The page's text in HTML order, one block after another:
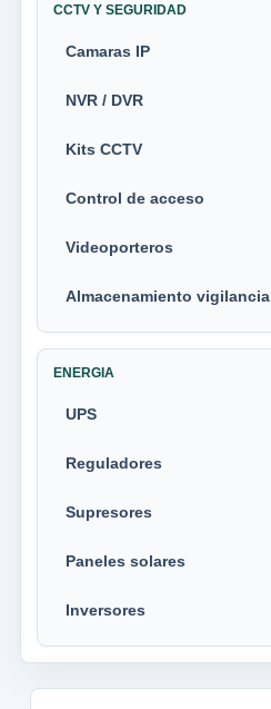
CCTV Y SEGURIDAD
Camaras IP
NVR / DVR
Kits CCTV
Control de acceso
Videoporteros
Almacenamiento vigilancia
ENERGIA
UPS
Reguladores
Supresores
Paneles solares
Inversores